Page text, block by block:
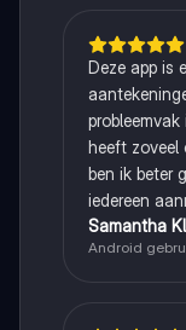
Deze app is
heeft zoveel
ben ik beter
iedereen
Samantha
Android